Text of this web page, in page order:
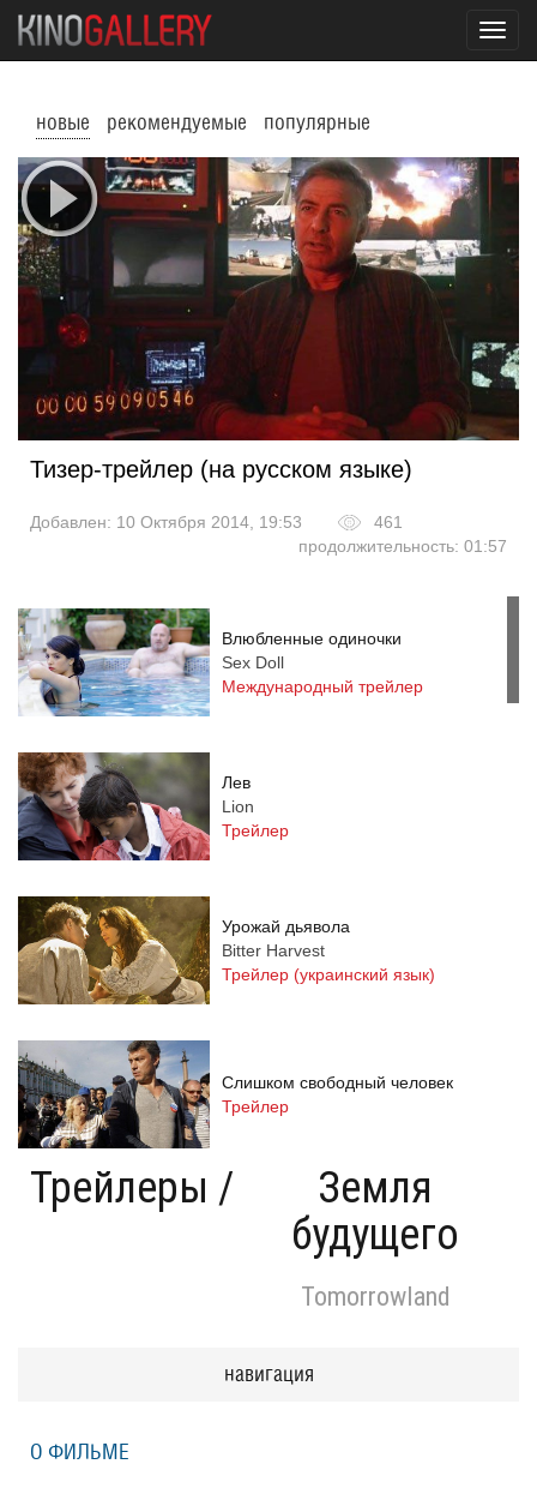
Трейлеры /
Земля
будущего
Tomorrowland
новые рекомендуемые популярные
Тизер-трейлер (на русском языке)
Добавлен: 10 Октября 2014, 19:53
461
продолжительность: 01:57
Влюбленные одиночки
Sex Doll
Международный трейлер
Лев
Lion
Трейлер
Урожай дьявола
Bitter Harvest
Трейлер (украинский язык)
Слишком свободный человек
Трейлер
Одноклассницы: Новый поворот
Eloise
навигация
О ФИЛЬМЕ